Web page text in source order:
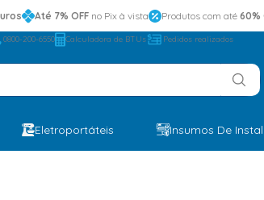
Até 7% OFFno Pix à vista Produtos com até 60%
0800-200-6550 Calculadora de BTUs Pedidos realizados
Eletroportáteis Insumos De